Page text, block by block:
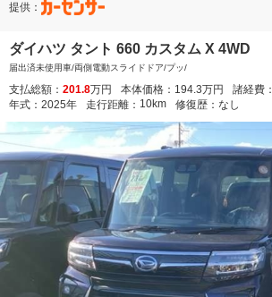
提供：
ダイハツ タント 660 カスタム X 4WD
届出済未使用車/両側電動スライドドア/プッ/
支払総額： 201.8万円 本体価格： 194.3万円 諸経費：
年式： 2025年 走行距離： 10km 修復歴： なし